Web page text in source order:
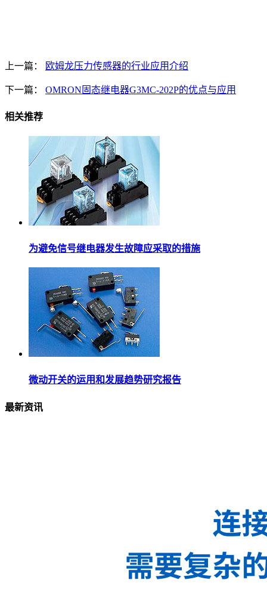
上一篇： 欧姆龙压力传感器的行业应用介绍
下一篇： OMRON固态继电器G3MC-202P的优点与应用
相关推荐
为避免信号继电器发生故障应采取的措施
微动开关的运用和发展趋势研究报告
最新资讯